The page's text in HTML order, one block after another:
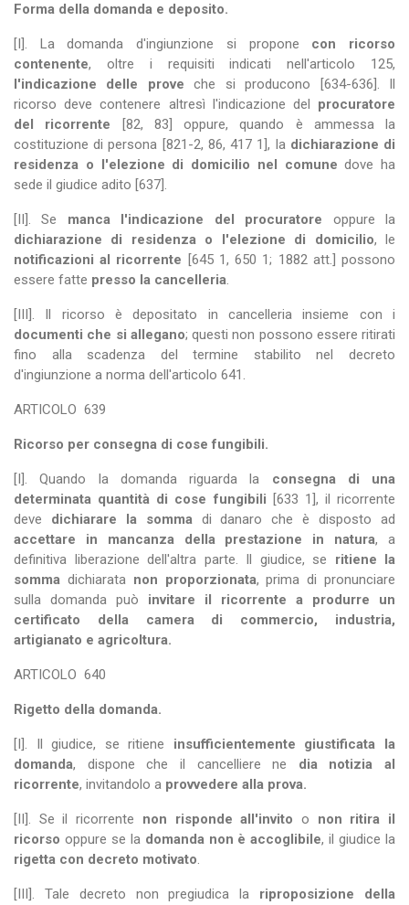
Forma della domanda e deposito.
[I]. La domanda d'ingiunzione si propone con ricorso
contenente, oltre i requisiti indicati nell'articolo 125,
l'indicazione delle prove che si producono [634-636]. Il
ricorso deve contenere altresì l'indicazione del procuratore
del ricorrente [82, 83] oppure, quando è ammessa la
costituzione di persona [821-2, 86, 417 1], la dichiarazione di
residenza o l'elezione di domicilio nel comune dove ha
sede il giudice adito [637].
[II]. Se manca l'indicazione del procuratore oppure la
dichiarazione di residenza o l'elezione di domicilio, le
notificazioni al ricorrente [645 1, 650 1; 1882 att.] possono
essere fatte presso la cancelleria.
[III]. Il ricorso è depositato in cancelleria insieme con i
documenti che si allegano; questi non possono essere ritirati
fino alla scadenza del termine stabilito nel decreto
d'ingiunzione a norma dell'articolo 641.
ARTICOLO 639
Ricorso per consegna di cose fungibili.
[I]. Quando la domanda riguarda la consegna di una
determinata quantità di cose fungibili [633 1], il ricorrente
deve dichiarare la sommadi danaro che è disposto ad
accettare in mancanza della prestazione in natura, a
definitiva liberazione dell'altra parte. Il giudice, se ritiene la
somma dichiarata non proporzionata, prima di pronunciare
sulla domanda può invitare il ricorrente a produrre un
certificato della camera di commercio, industria,
artigianato e agricoltura.
ARTICOLO 640
Rigetto della domanda.
[I]. Il giudice, se ritiene insufficientemente giustificata la
domanda, dispone che il cancelliere ne dia notizia al
ricorrente, invitandolo a provvedere alla prova.
[II]. Se il ricorrente non risponde all'invito o non ritira il
ricorso oppure se la domanda non è accoglibile, il giudice la
rigetta con decreto motivato.
[III]. Tale decreto non pregiudica la riproposizione della